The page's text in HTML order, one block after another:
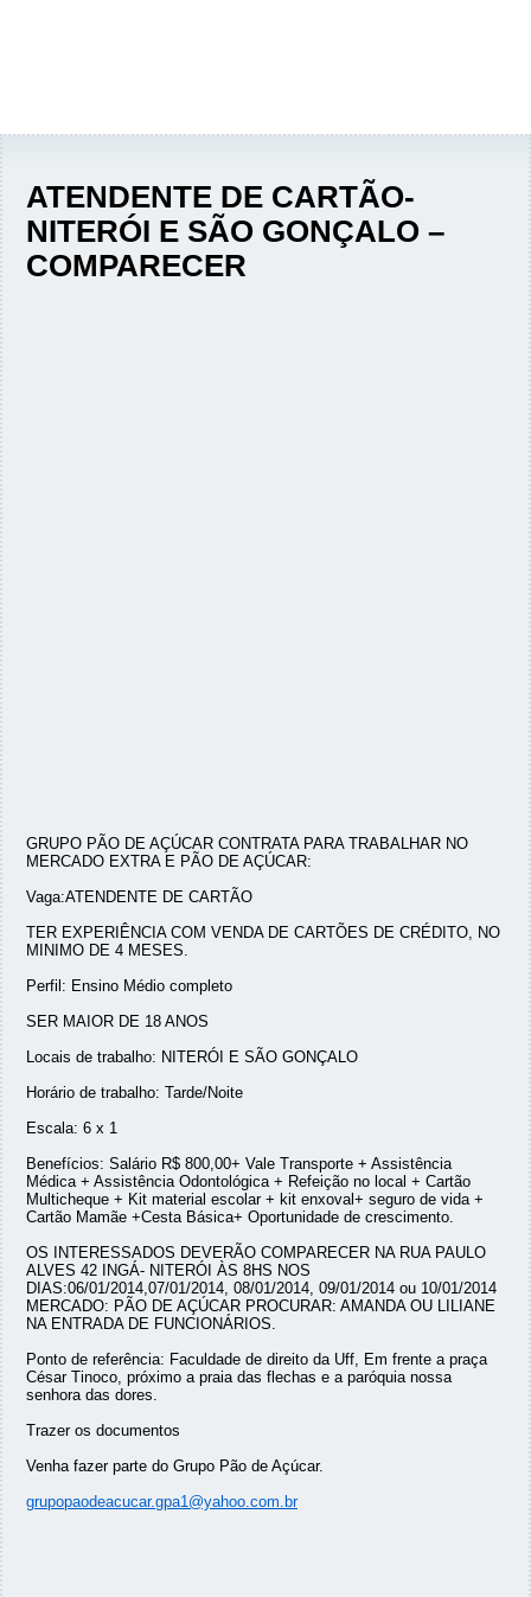
ATENDENTE DE CARTÃO-
NITERÓI E SÃO GONÇALO –
COMPARECER
GRUPO PÃO DE AÇÚCAR CONTRATA PARA TRABALHAR NO
MERCADO EXTRA E PÃO DE AÇÚCAR:
Vaga:ATENDENTE DE CARTÃO
TER EXPERIÊNCIA COM VENDA DE CARTÕES DE CRÉDITO, NO
MINIMO DE 4 MESES.
Perfil: Ensino Médio completo
SER MAIOR DE 18 ANOS
Locais de trabalho: NITERÓI E SÃO GONÇALO
Horário de trabalho: Tarde/Noite
Escala: 6 x 1
Benefícios: Salário R$ 800,00+ Vale Transporte + Assistência
Médica + Assistência Odontológica + Refeição no local + Cartão
Multicheque + Kit material escolar + kit enxoval+ seguro de vida +
Cartão Mamãe +Cesta Básica+ Oportunidade de crescimento.
OS INTERESSADOS DEVERÃO COMPARECER NA RUA PAULO
ALVES 42 INGÁ- NITERÓI ÀS 8HS NOS
DIAS:06/01/2014,07/01/2014, 08/01/2014, 09/01/2014 ou 10/01/2014
MERCADO: PÃO DE AÇÚCAR PROCURAR: AMANDA OU LILIANE
NA ENTRADA DE FUNCIONÁRIOS.
Ponto de referência: Faculdade de direito da Uff, Em frente a praça
César Tinoco, próximo a praia das flechas e a paróquia nossa
senhora das dores.
Trazer os documentos
Venha fazer parte do Grupo Pão de Açúcar.
grupopaodeacucar.gpa1@yahoo.com.br